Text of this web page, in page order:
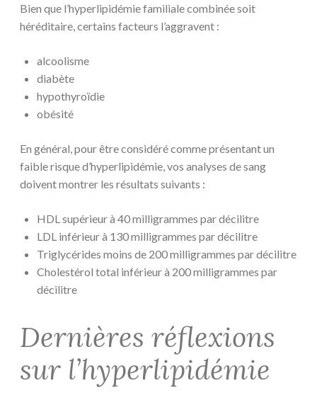
Bien que l’hyperlipidémie familiale combinée soit
héréditaire, certains facteurs l’aggravent :
alcoolisme
diabète
hypothyroïdie
obésité
En général, pour être considéré comme présentant un
faible risque d’hyperlipidémie, vos analyses de sang
doivent montrer les résultats suivants :
HDL supérieur à 40 milligrammes par décilitre
LDL inférieur à 130 milligrammes par décilitre
Triglycérides moins de 200 milligrammes par décilitre
Cholestérol total inférieur à 200 milligrammes par
décilitre
Dernières réflexions
sur l’hyperlipidémie